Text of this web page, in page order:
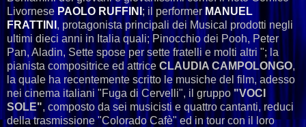
Livornese PAOLO RUFFINI ; il performer MANUEL
FRATTINI , protagonista principali dei Musical prodotti negli
ultimi dieci anni in Italia quali; Pinocchio dei Pooh, Peter
Pan, Aladin, Sette spose per sette fratelli e molti altri "; la
pianista compositrice ed attrice CLAUDIA CAMPOLONGO,
la quale ha recentemente scritto le musiche del film, adesso
nei cinema italiani "Fuga di Cervelli", il gruppo "VOCI
SOLE", composto da sei musicisti e quattro cantanti, reduci
della trasmissione "Colorado Cafè" ed in tour con il loro